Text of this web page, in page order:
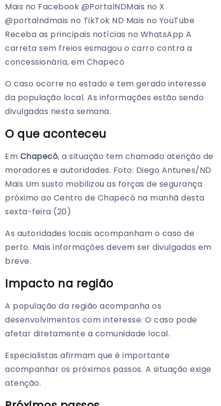
Mais no Facebook @PortalNDMais no X
@portalndmais no TikTok ND Mais no YouTube
Receba as principais notícias no WhatsApp A
carreta sem freios esmagou o carro contra a
concessionária, em Chapecó
O caso ocorre no estado e tem gerado interesse
da população local. As informações estão sendo
divulgadas nesta semana.
O que aconteceu
Em Chapecó, a situação tem chamado atenção de
moradores e autoridades. Foto: Diego Antunes/ND
Mais Um susto mobilizou as forças de segurança
próximo ao Centro de Chapecó na manhã desta
sexta-feira (20)
As autoridades locais acompanham o caso de
perto. Mais informações devem ser divulgadas em
breve.
Impacto na região
A população da região acompanha os
desenvolvimentos com interesse. O caso pode
afetar diretamente a comunidade local.
Especialistas afirmam que é importante
acompanhar os próximos passos. A situação exige
atenção.